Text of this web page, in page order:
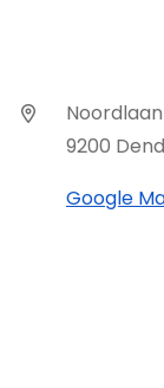
9200
Google